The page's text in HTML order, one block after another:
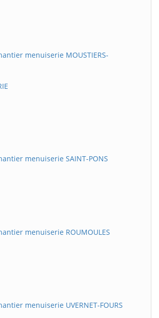
menuiserie MOUSTIERS-
menuiserie SAINT-PONS
menuiserie ROUMOULES
menuiserie UVERNET-FOURS